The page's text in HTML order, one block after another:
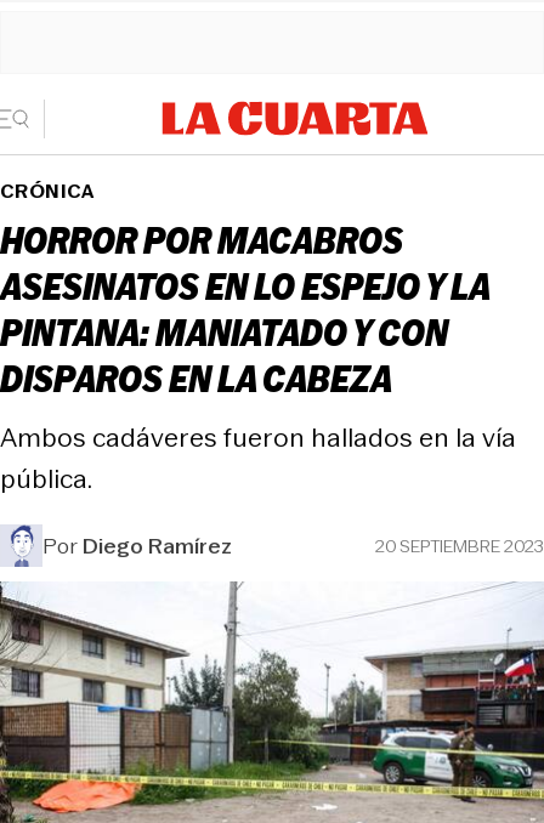
CRÓNICA
HORROR POR MACABROS
ASESINATOS EN LO ESPEJO Y LA
PINTANA: MANIATADO Y CON
DISPAROS EN LA CABEZA
Ambos cadáveres fueron hallados en la vía
pública.
PorDiego Ramírez 20 SEPTIEMBRE 2023